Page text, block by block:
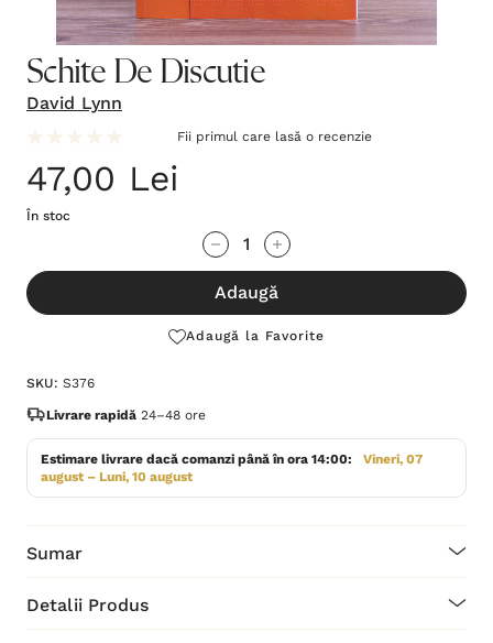
Schite De Discutie
David Lynn
Fii primul care lasă o recenzie
47,00 Lei
În stoc
te!
Stocul
Adaugă
Adaugă la Favorite
SKU: S376
Livrare rapidă 24–48 ore
Estimare livrare dacă comanzi până în ora 14:00:
Vineri, 07
august – Luni, 10 august
Sumar
Detalii Produs